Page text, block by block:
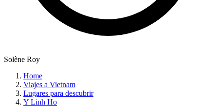
Solène Roy
Home
Viajes a Vietnam
Lugares para descubrir
Y Linh Ho